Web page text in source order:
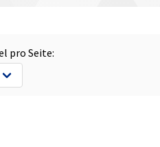
pro Seite: